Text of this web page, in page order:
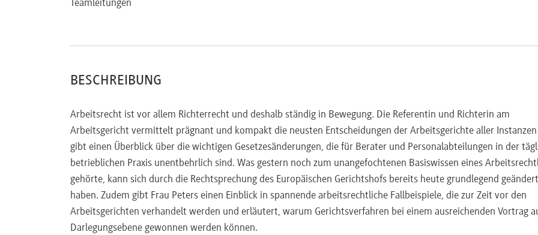
Teamleitungen
BESCHREIBUNG
Arbeitsrecht ist vor allem Richterrecht und deshalb ständig in Bewegung. Die Referentin und Richterin am
Arbeitsgericht vermittelt prägnant und kompakt die neusten Entscheidungen der Arbeitsgerichte aller
gibt einen Überblick über die wichtigen Gesetzesänderungen, die für Berater und Personalabteilungen in der
betrieblichen Praxis unentbehrlich sind. Was gestern noch zum unangefochtenen Basiswissen eines
gehörte, kann sich durch die Rechtsprechung des Europäischen Gerichtshofs bereits heute grundlegend geändert
haben. Zudem gibt Frau Peters einen Einblick in spannende arbeitsrechtliche Fallbeispiele, die zur Zeit vor den
Arbeitsgerichten verhandelt werden und erläutert, warum Gerichtsverfahren bei einem ausreichenden Vortrag
Darlegungsebene gewonnen werden können.